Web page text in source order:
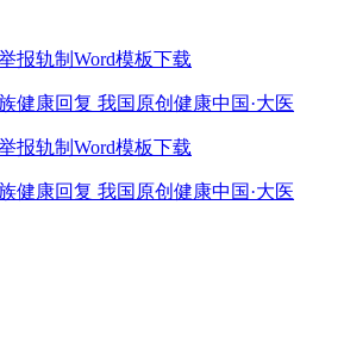
报轨制Word模板下载
健康回复 我国原创健康中国·大医
报轨制Word模板下载
健康回复 我国原创健康中国·大医